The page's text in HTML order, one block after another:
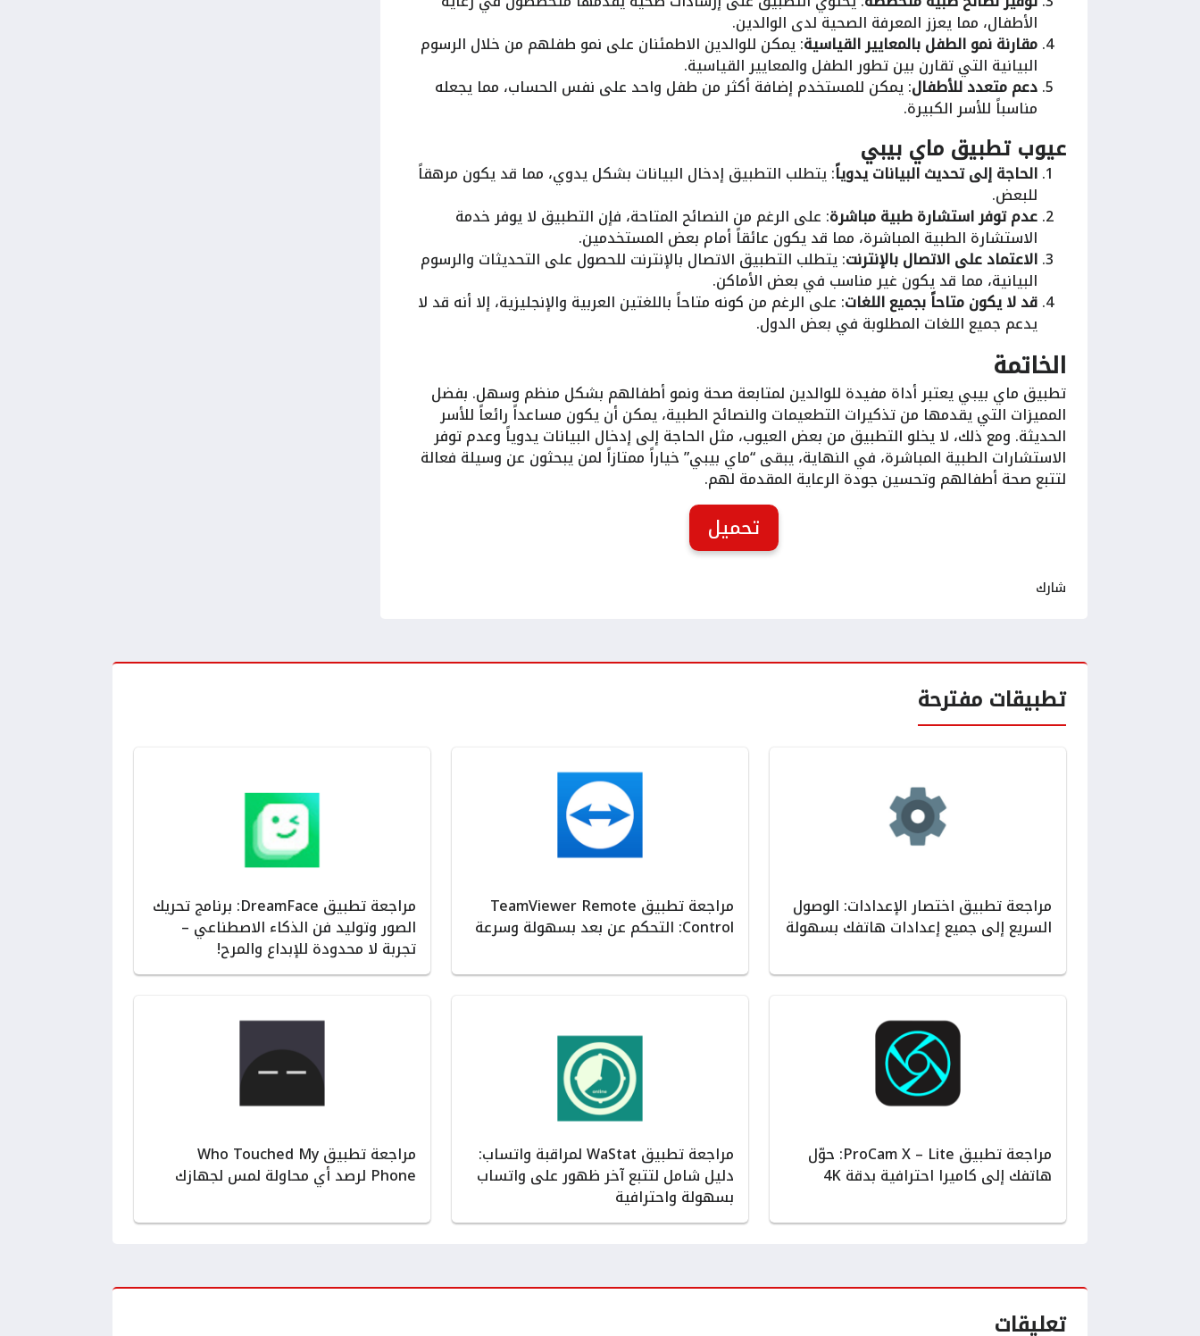
الأطفال، مما يعزز المعرفة الصحية لدى الوالدين.
مقارنة نمو الطفل بالمعايير القياسية: يمكن للوالدين الاطمئنان على نمو طفلهم من خلال الرسوم
البيانية التي تقارن بين تطور الطفل والمعايير القياسية.
دعم متعدد للأطفال: يمكن للمستخدم إضافة أكثر من طفل واحد على نفس الحساب، مما يجعله
مناسباً للأسر الكبيرة.
عيوب تطبيق ماي بيبي
الحاجة إلى تحديث البيانات يدوياً: يتطلب التطبيق إدخال البيانات بشكل يدوي، مما قد يكون مرهقاً
للبعض.
عدم توفر استشارة طبية مباشرة: على الرغم من النصائح المتاحة، فإن التطبيق لا يوفر خدمة
الاستشارة الطبية المباشرة، مما قد يكون عائقاً أمام بعض المستخدمين.
الاعتماد على الاتصال بالإنترنت: يتطلب التطبيق الاتصال بالإنترنت للحصول على التحديثات والرسوم
البيانية، مما قد يكون غير مناسب في بعض الأماكن.
قد لا يكون متاحاً بجميع اللغات: على الرغم من كونه متاحاً باللغتين العربية والإنجليزية، إلا أنه قد لا
يدعم جميع اللغات المطلوبة في بعض الدول.
الخاتمة
تطبيق ماي بيبي يعتبر أداة مفيدة للوالدين لمتابعة صحة ونمو أطفالهم بشكل منظم وسهل. بفضل
المميزات التي يقدمها من تذكيرات التطعيمات والنصائح الطبية، يمكن أن يكون مساعداً رائعاً للأسر
الحديثة. ومع ذلك، لا يخلو التطبيق من بعض العيوب، مثل الحاجة إلى إدخال البيانات يدوياً وعدم توفر
الاستشارات الطبية المباشرة، في النهاية، يبقى “ماي بيبي” خياراً ممتازاً لمن يبحثون عن وسيلة فعالة
لتتبع صحة أطفالهم وتحسين جودة الرعاية المقدمة لهم.
تحميل
شارك
تطبيقات مفترحة
مراجعة تطبيق اختصار الإعدادات: الوصول
السريع إلى جميع إعدادات هاتفك بسهولة
مراجعة تطبيق TeamViewer Remote
Control: التحكم عن بعد بسهولة وسرعة
مراجعة تطبيق DreamFace: برنامج تحريك
الصور وتوليد فن الذكاء الاصطناعي –
تجربة لا محدودة للإبداع والمرح!
مراجعة تطبيق ProCam X – Lite: حوّل
هاتفك إلى كاميرا احترافية بدقة 4K
مراجعة تطبيق WaStat لمراقبة واتساب:
دليل شامل لتتبع آخر ظهور على واتساب
بسهولة واحترافية
مراجعة تطبيق Who Touched My
Phone لرصد أي محاولة لمس لجهازك
تعليقات